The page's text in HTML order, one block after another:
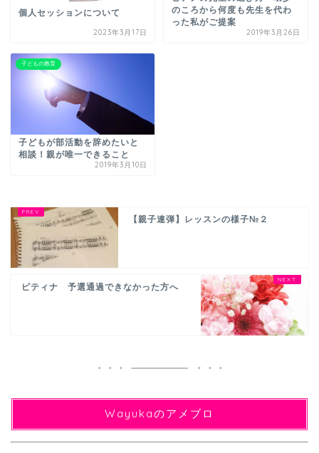
個人セッションについて
2023年3月17日
のころから何度も先生を代わ
った私がご提案
2019年3月26日
子どもの教育
子どもが部活動を辞めたいと
相談！親が唯一できること
2019年3月10日
【親子連弾】レッスンの様子№２
ピティナ 予選通過できなかった方へ
Wayukaのアメブロ